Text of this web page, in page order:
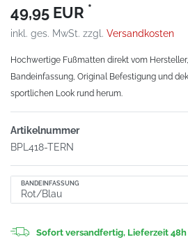
49,95 EUR *
inkl. ges. MwSt. zzgl. Versandkosten
Hochwertige Fußmatten direkt vom
Bandeinfassung, Original Befestigung und
sportlichen Look rund herum.
Artikelnummer
BPL418-TERN
BANDEINFASSUNG
Sofort versandfertig, Lieferzeit 48h